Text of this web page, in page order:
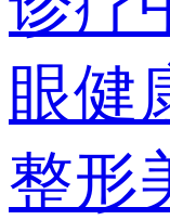
眼健
整形